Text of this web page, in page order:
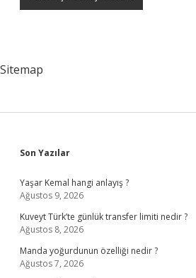
Sitemap
Sidebar
Son Yazılar
Yaşar Kemal hangi anlayış ?
Ağustos 9, 2026
Kuveyt Türk’te günlük transfer limiti nedir ?
Ağustos 8, 2026
Manda yoğurdunun özelliği nedir ?
Ağustos 7, 2026